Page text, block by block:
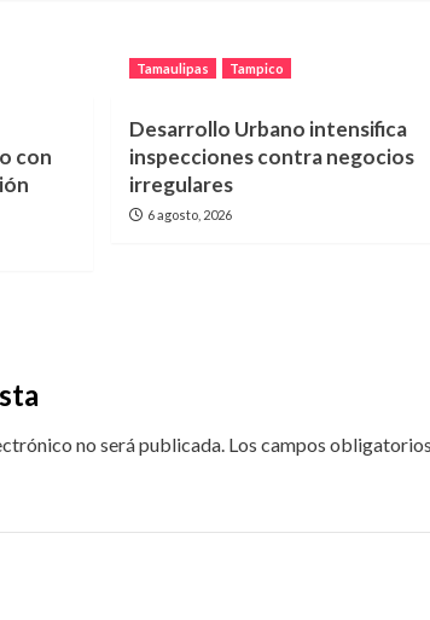
con
Tamaulipas Tampico
Desarrollo Urbano intensifica
inspecciones contra negocios
irregulares
6 agosto, 2026
no será publicada. Los campos